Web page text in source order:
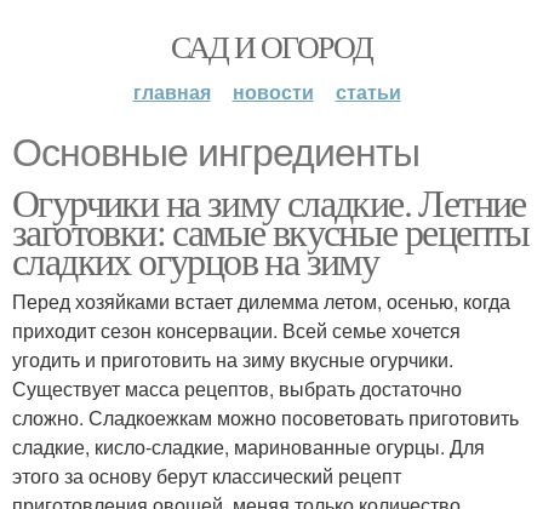
САД И ОГОРОД
главная новости статьи
Основные ингредиенты
Огурчики на зиму сладкие. Летние
заготовки: самые вкусные рецепты
сладких огурцов на зиму
Перед хозяйками встает дилемма летом, осенью, когда
приходит сезон консервации. Всей семье хочется
угодить и приготовить на зиму вкусные огурчики.
Существует масса рецептов, выбрать достаточно
сложно. Сладкоежкам можно посоветовать приготовить
сладкие, кисло-сладкие, маринованные огурцы. Для
этого за основу берут классический рецепт